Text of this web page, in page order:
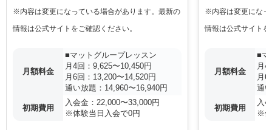
※内容は変更になっている場合があります。最新の
情報は公式サイトをご確認ください。
月額料金
■マットグループレッスン
月4回：9,625〜10,450円
月6回：13,200〜14,520円
通い放題：14,960〜16,940円
初期費用
入会金：22,000〜33,000円
※体験当日入会で0円
※内容は変更になっ
情報は公式サイト
月額料金
■マ
月
月
通
初期費用
入
※